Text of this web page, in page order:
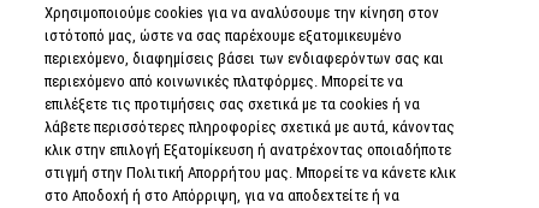
ΣΥΝΔΕΘΕΙΤΕ
ΠΟΛΙΤΙΚΗ
ΑΠΟΡΡΗΤΟΥ
Χρησιμοποιούμε cookies για να αναλύσουμε την κίνηση στον
ιστότοπό μας, ώστε να σας παρέχουμε εξατομικευμένο
περιεχόμενο, διαφημίσεις βάσει των ενδιαφερόντων σας και
περιεχόμενο από κοινωνικές πλατφόρμες. Μπορείτε να
επιλέξετε τις προτιμήσεις σας σχετικά με τα cookies ή να
λάβετε περισσότερες πληροφορίες σχετικά με αυτά, κάνοντας
κλικ στην επιλογή Εξατομίκευση ή ανατρέχοντας οποιαδήποτε
στιγμή στην Πολιτική Απορρήτου μας. Μπορείτε να κάνετε κλικ
στο Αποδοχή ή στο Απόρριψη, για να αποδεχτείτε ή να